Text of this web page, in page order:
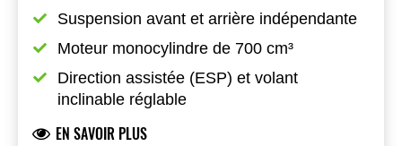
Suspension avant et arrière indépendante
Moteur monocylindre de 700 cm³
Direction assistée (ESP) et volant
inclinable réglable
EN SAVOIR PLUS